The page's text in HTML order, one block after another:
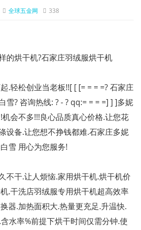
全球五金网 338
的烘干机?石家庄羽绒服烘干机
.轻松创业当老板!![ [ [= = = =?石家庄
雪? 咨询热线: ?-? qq:= = = =] ] ]多妮
会不多!!!良心品质真心价格.让您花
设备.让您想不挣钱都难.石家庄多妮
白雪 用心为您服务!
不干.让人烦恼.家用烘干机.烘干机价
.干洗店羽绒服专用烘干机超高效率
器.加热面积大.热量更充足.升温快.
.含水率%前提下烘干时间仅需分钟.使